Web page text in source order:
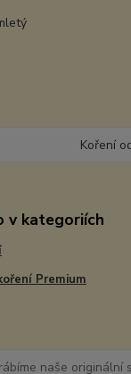
Koření
v kategoriích
Premium
naše originální